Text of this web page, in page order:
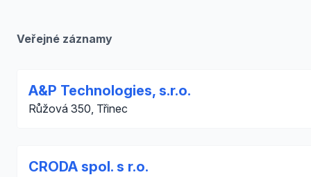
Veřejné záznamy
A&P Technologies, s.r.o.
Růžová 350, Třinec
CRODA spol. s r.o.